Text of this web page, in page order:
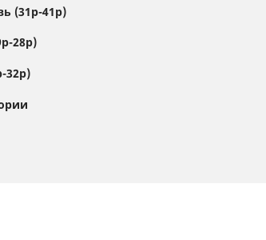
(31р-41р)
28р)
32р)
файлы Cookie
и AppMetrica) для